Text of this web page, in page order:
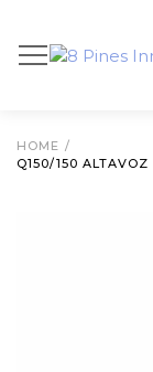
HOME /
Q150/150